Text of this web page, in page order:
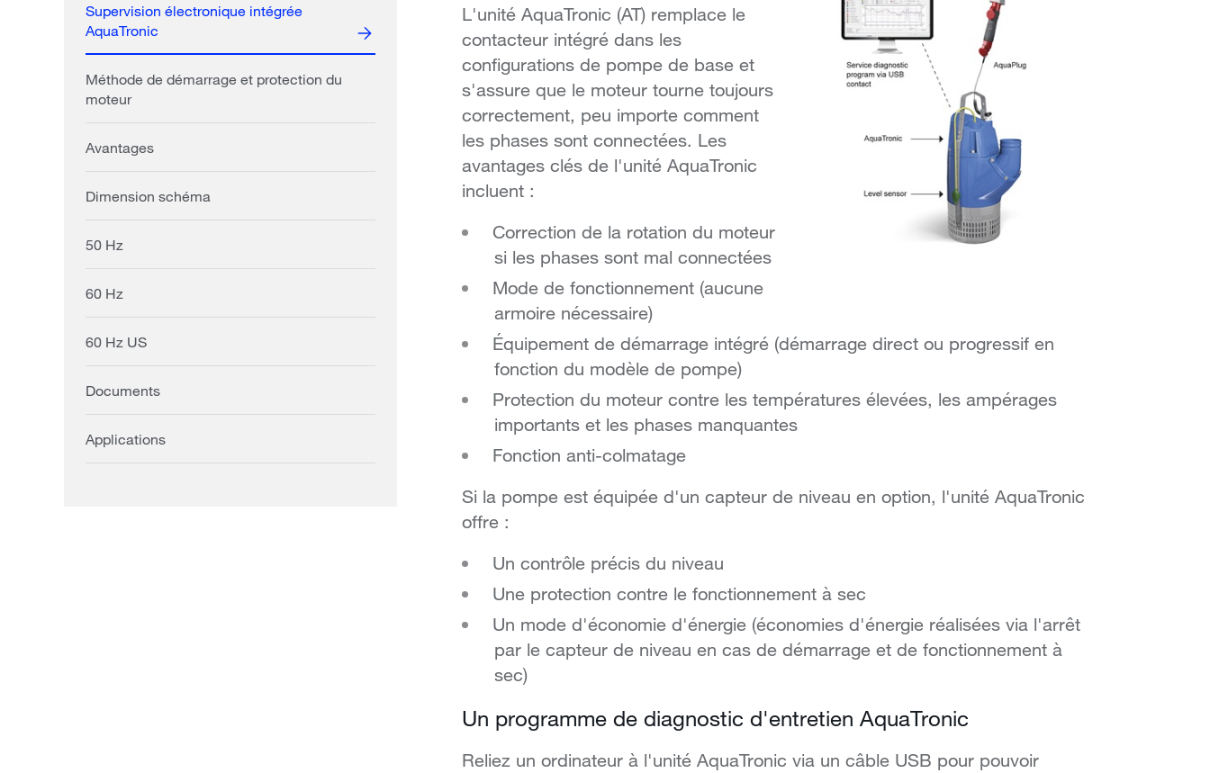
Supervision électronique intégrée
AquaTronic
L'unité AquaTronic (AT) remplace le
contacteur intégré dans les
configurations de pompe de base et
s'assure que le moteur tourne toujours
correctement, peu importe comment
les phases sont connectées. Les
avantages clés de l'unité AquaTronic
incluent :
Correction de la rotation du moteur
si les phases sont mal connectées
Mode de fonctionnement (aucune
armoire nécessaire)
Équipement de démarrage intégré (démarrage direct ou progressif en
fonction du modèle de pompe)
Protection du moteur contre les températures élevées, les ampérages
importants et les phases manquantes
Fonction anti-colmatage
Si la pompe est équipée d'un capteur de niveau en option, l'unité AquaTronic
offre :
Un contrôle précis du niveau
Une protection contre le fonctionnement à sec
Un mode d'économie d'énergie (économies d'énergie réalisées via l'arrêt
par le capteur de niveau en cas de démarrage et de fonctionnement à
sec)
Un programme de diagnostic d'entretien AquaTronic
Reliez un ordinateur à l'unité AquaTronic via un câble USB pour pouvoir
Méthode de démarrage et protection du
moteur
Avantages
Dimension schéma
50 Hz
60 Hz
60 Hz US
Documents
Applications